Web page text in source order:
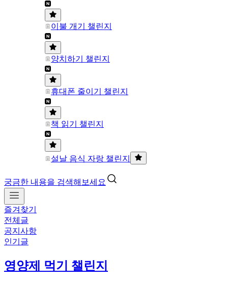
이불 개기 챌린지
양치하기 챌린지
휴대폰 줄이기 챌린지
책 읽기 챌린지
설날 음식 자랑 챌린지
궁금한 내용을 검색해보세요
즐겨찾기
전체글
공지사항
인기글
영양제 먹기 챌린지